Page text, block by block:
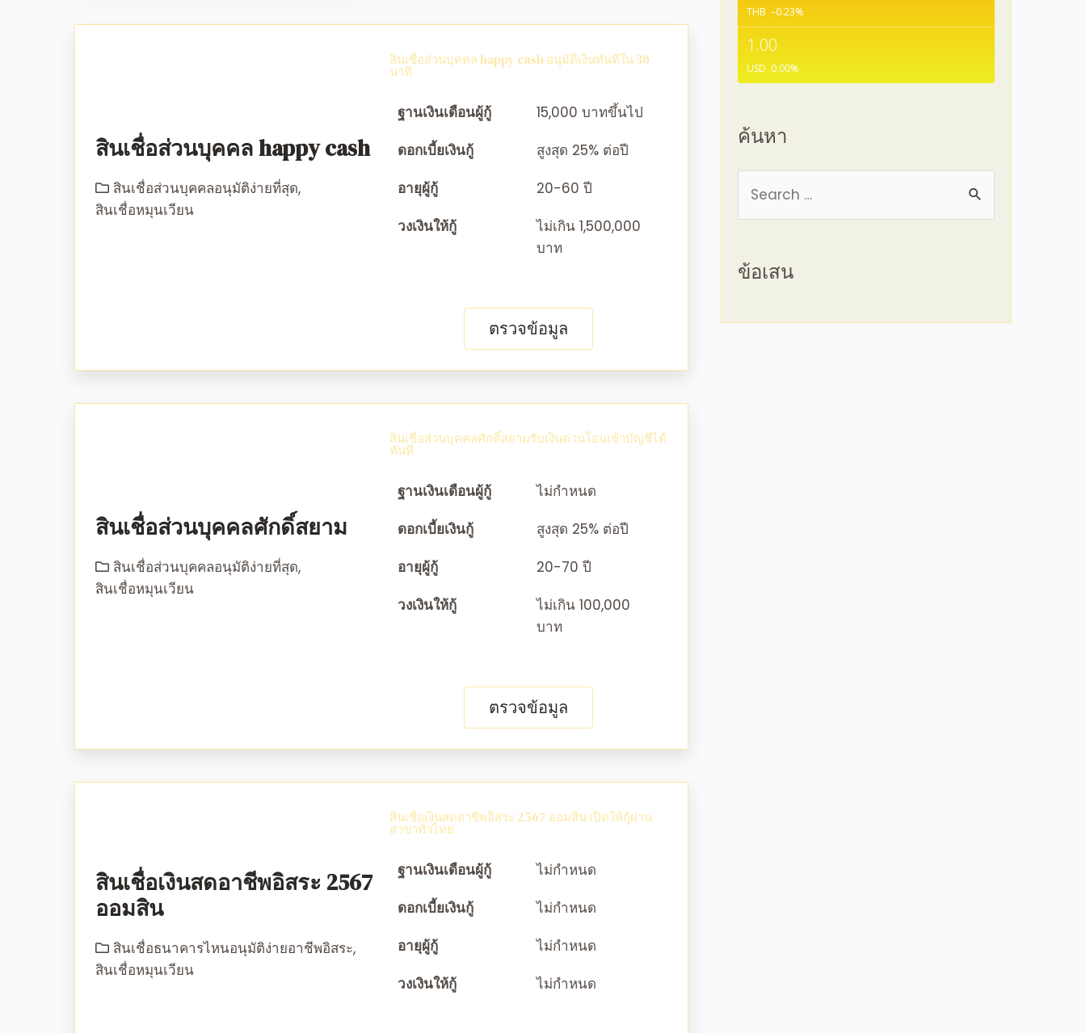
สินเชื่อส่วนบุคคล happy cash
สินเชื่อส่วนบุคคลอนุมัติง่ายที่สุด,
สินเชื่อหมุนเวียน
สินเชื่อส่วนบุคคล happy cash อนุมัติเงินทันทีใน 30
นาที
ฐานเงินเดือนผู้กู้
15,000 บาทขึ้นไป
ดอกเบี้ยเงินกู้
สูงสุด 25% ต่อปี
อายุผู้กู้
20-60 ปี
วงเงินให้กู้
ไม่เกิน 1,500,000
บาท
ตรวจข้อมูล
สินเชื่อส่วนบุคคลศักดิ์สยาม
สินเชื่อส่วนบุคคลอนุมัติง่ายที่สุด,
สินเชื่อหมุนเวียน
สินเชื่อส่วนบุคคลศักดิ์สยามรับเงินด่วนโอนเข้าบัญชีได้
ทันที
ฐานเงินเดือนผู้กู้
ไม่กำหนด
ดอกเบี้ยเงินกู้
สูงสุด 25% ต่อปี
อายุผู้กู้
20-70 ปี
วงเงินให้กู้
ไม่เกิน 100,000
บาท
ตรวจข้อมูล
สินเชื่อเงินสดอาชีพอิสระ 2567
ออมสิน
สินเชื่อธนาคารไหนอนุมัติง่ายอาชีพอิสระ,
สินเชื่อหมุนเวียน
สินเชื่อเงินสดอาชีพอิสระ 2567 ออมสิน เปิดให้กู้ผ่าน
สาขาทั่วไทย
ฐานเงินเดือนผู้กู้
ไม่กำหนด
ดอกเบี้ยเงินกู้
ไม่กำหนด
อายุผู้กู้
ไม่กำหนด
วงเงินให้กู้
ไม่กำหนด
THB –0.23%
1.00
USD 0.00%
ค้นหา
ข้อเสน